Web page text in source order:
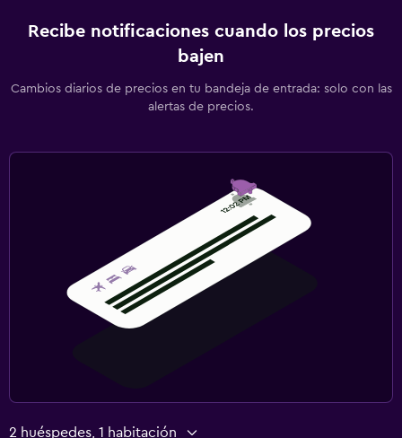
Recibe notificaciones cuando los precios
bajen
Cambios diarios de precios en tu bandeja de entrada: solo con las
alertas de precios.
2 huéspedes, 1 habitación